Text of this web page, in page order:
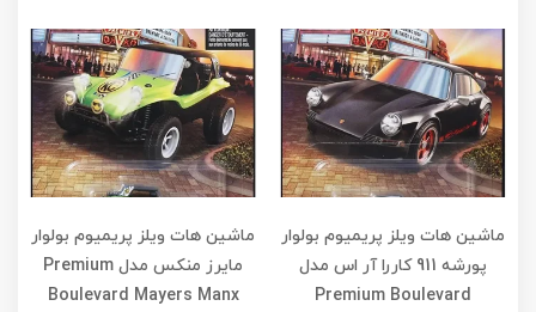
ماشین هات ویلز پریمیوم بولوار
پورشه 911 کاررا آر اس مدل
Premium Boulevard
ماشین هات ویلز پریمیوم بولوار
مایرز منکس مدل Premium
Boulevard Mayers Manx